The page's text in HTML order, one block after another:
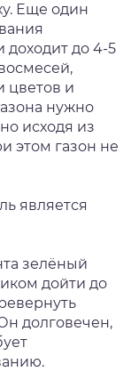
Еще один
доходит до 4-5
цветов и
нужно
исходя из
этом газон не
является
зелёный
дойти до
долговечен,